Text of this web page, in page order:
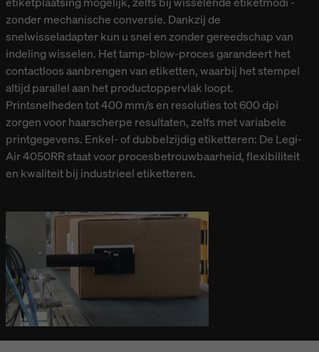
zonder mechanische conversie. Dankzij de
snelwisseladapter kun u snel en zonder gereedschap van
indeling wisselen. Het tamp-blow-proces garandeert het
contactloos aanbrengen van etiketten, waarbij het stempel
altijd parallel aan het productoppervlak loopt.
Printsnelheden tot 400 mm/s en resoluties tot 600 dpi
zorgen voor haarscherpe resultaten, zelfs met variabele
printgegevens. Enkel- of dubbelzijdig etiketteren: De Legi-
Air 4050RR staat voor procesbetrouwbaarheid, flexibiliteit
en kwaliteit bij industrieel etiketteren.